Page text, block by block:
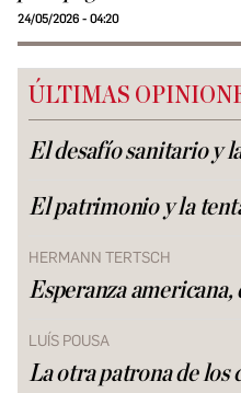
24/05/2026 - 04:20
ÚLTIMAS
El desafío sanitario y
El patrimonio y la
HERMANN TERTSCH
Esperanza
LUÍS POUSA
La otra patrona de los